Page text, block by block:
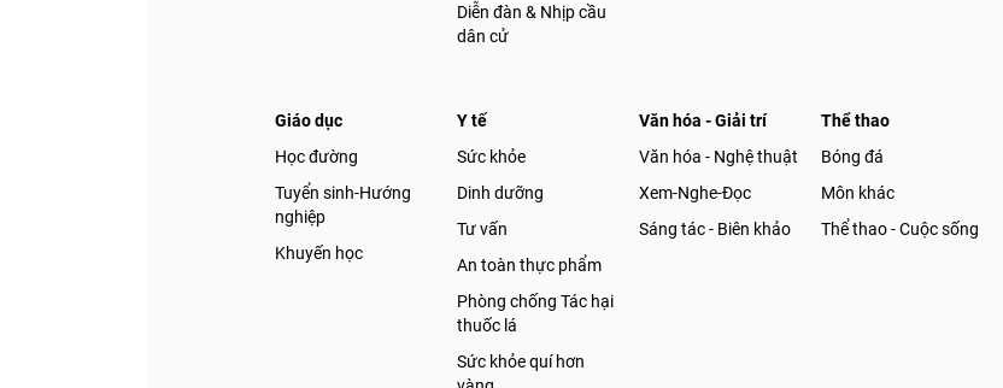
Diễn đàn & Nhịp cầu
dân cử
Giáo dục
Học đường
Tuyển sinh-Hướng
nghiệp
Khuyến học
Y tế
Sức khỏe
Dinh dưỡng
Tư vấn
An toàn thực phẩm
Phòng chống Tác hại
thuốc lá
Sức khỏe quí hơn
Văn hóa - Giải trí
Văn hóa - Nghệ thuật
Xem-Nghe-Đọc
Sáng tác - Biên khảo
Thể thao
Bóng đá
Môn khác
Thể thao - Cuộc sống